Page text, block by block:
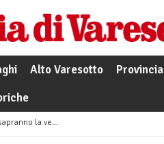
Alto Varesotto Provincia
la verità»